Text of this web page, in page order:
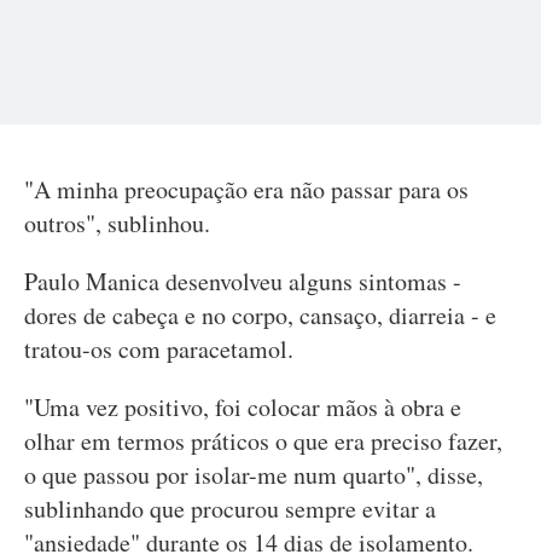
"A minha preocupação era não passar para os
outros", sublinhou.
Paulo Manica desenvolveu alguns sintomas -
dores de cabeça e no corpo, cansaço, diarreia - e
tratou-os com paracetamol.
"Uma vez positivo, foi colocar mãos à obra e
olhar em termos práticos o que era preciso fazer,
o que passou por isolar-me num quarto", disse,
sublinhando que procurou sempre evitar a
"ansiedade" durante os 14 dias de isolamento.